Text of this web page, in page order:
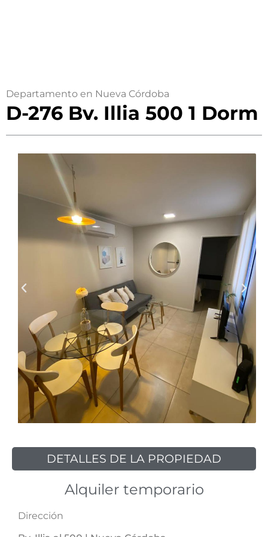
Departamento en Nueva Córdoba
D-276 Bv. Illia 500 1 Dorm
DETALLES DE LA PROPIEDAD
Alquiler temporario
Dirección